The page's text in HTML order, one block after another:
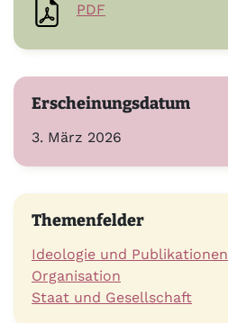
PDF
Erscheinungsdatum
3. März 2026
Themenfelder
Ideologie und Publikationen
Organisation
Staat und Gesellschaft